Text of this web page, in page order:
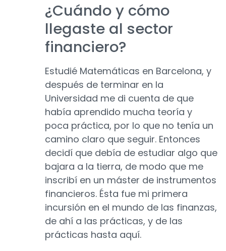
¿Cuándo y cómo
llegaste al sector
financiero?
Estudié Matemáticas en Barcelona, y
después de terminar en la
Universidad me di cuenta de que
había aprendido mucha teoría y
poca práctica, por lo que no tenía un
camino claro que seguir. Entonces
decidí que debía de estudiar algo que
bajara a la tierra, de modo que me
inscribí en un máster de instrumentos
financieros. Ésta fue mi primera
incursión en el mundo de las finanzas,
de ahí a las prácticas, y de las
prácticas hasta aquí.